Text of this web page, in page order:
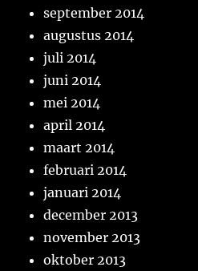
september 2014
augustus 2014
juli 2014
juni 2014
mei 2014
april 2014
maart 2014
februari 2014
januari 2014
december 2013
november 2013
oktober 2013